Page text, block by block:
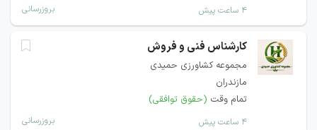
۴ ساعت پیش بروزرسانی
کارشناس فنی و فروش
مجموعه کشاورزی حمیدی
مازندران
تمام وقت (حقوق توافقی)
۴ ساعت پیش بروزرسانی